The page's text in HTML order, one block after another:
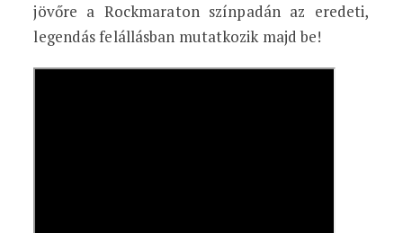
jövőre a Rockmaraton színpadán az eredeti,
legendás felállásban mutatkozik majd be!